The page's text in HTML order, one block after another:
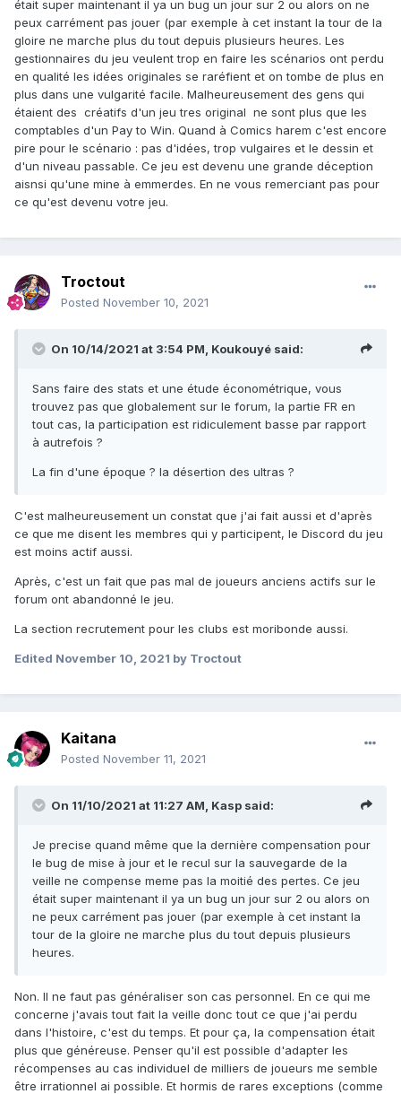
était super maintenant il ya un bug un jour sur 2 ou alors on ne
peux carrément pas jouer (par exemple à cet instant la tour de la
gloire ne marche plus du tout depuis plusieurs heures. Les
gestionnaires du jeu veulent trop en faire les scénarios ont perdu
en qualité les idées originales se raréfient et on tombe de plus en
plus dans une vulgarité facile. Malheureusement des gens qui
étaient des créatifs d'un jeu tres original ne sont plus que les
comptables d'un Pay to Win. Quand à Comics harem c'est encore
pire pour le scénario : pas d'idées, trop vulgaires et le dessin et
d'un niveau passable. Ce jeu est devenu une grande déception
aisnsi qu'une mine à emmerdes. En ne vous remerciant pas pour
ce qu'est devenu votre jeu.
Troctout
Posted November 10, 2021
On 10/14/2021 at 3:54 PM, Koukouyé said:
Sans faire des stats et une étude économétrique, vous
trouvez pas que globalement sur le forum, la partie FR en
tout cas, la participation est ridiculement basse par rapport
à autrefois ?
La fin d'une époque ? la désertion des ultras ?
C'est malheureusement un constat que j'ai fait aussi et d'après
ce que me disent les membres qui y participent, le Discord du jeu
est moins actif aussi.
Après, c'est un fait que pas mal de joueurs anciens actifs sur le
forum ont abandonné le jeu.
La section recrutement pour les clubs est moribonde aussi.
Edited November 10, 2021 by Troctout
Kaitana
Posted November 11, 2021
On 11/10/2021 at 11:27 AM, Kasp said:
Je precise quand même que la dernière compensation pour
le bug de mise à jour et le recul sur la sauvegarde de la
veille ne compense meme pas la moitié des pertes. Ce jeu
était super maintenant il ya un bug un jour sur 2 ou alors on
ne peux carrément pas jouer (par exemple à cet instant la
tour de la gloire ne marche plus du tout depuis plusieurs
heures.
Non. Il ne faut pas généraliser son cas personnel. En ce qui me
concerne j'avais tout fait la veille donc tout ce que j'ai perdu
dans l'histoire, c'est du temps. Et pour ça, la compensation était
plus que généreuse. Penser qu'il est possible d'adapter les
récompenses au cas individuel de milliers de joueurs me semble
être irrationnel ai possible. Et hormis de rares exceptions (comme